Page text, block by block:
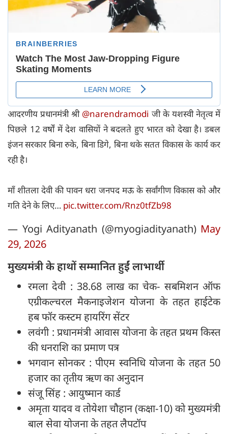
आदरणीय प्रधानमंत्री श्री @narendramodi जी के यशस्वी नेतृत्व में
पिछले 12 वर्षों में देश वासियों ने बदलते हुए भारत को देखा है। डबल
इंजन सरकार बिना रुके, बिना डिगे, बिना थके सतत विकास के कार्य कर
रही है।
माँ शीतला देवी की पावन धरा जनपद मऊ के सर्वांगीण विकास को और
गति देने के लिए… pic.twitter.com/Rnz0tfZb98
— Yogi Adityanath (@myogiadityanath) May
29, 2026
मुख्यमंत्री के हाथों सम्मानित हुईं लाभार्थी
रमला देवी : 38.68 लाख का चेक- सबमिशन ऑफ
एग्रीकल्चरल मैकनाइजेशन योजना के तहत हाईटेक
हब फॉर कस्टम हायरिंग सेंटर
लवंगी : प्रधानमंत्री आवास योजना के तहत प्रथम किस्त
की धनराशि का प्रमाण पत्र
भगवान सोनकर : पीएम स्वनिधि योजना के तहत 50
हजार का तृतीय ऋण का अनुदान
संजू सिंह : आयुष्मान कार्ड
अमृता यादव व तोयेशा चौहान (कक्षा-10) को मुख्यमंत्री
बाल सेवा योजना के तहत लैपटॉप